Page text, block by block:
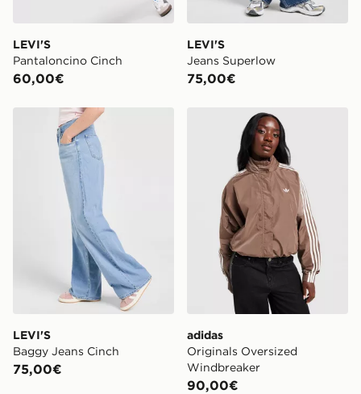
LEVI'S
Pantaloncino Cinch
60,00€
LEVI'S
Jeans Superlow
75,00€
LEVI'S Baggy Jeans Cinch
LEVI'S
Baggy Jeans Cinch
75,00€
adidas Originals
adidas
Originals Oversized
Windbreaker
90,00€